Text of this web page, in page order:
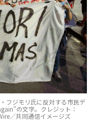
フジモリ氏に反対する市民デ
の文字。クレジット：
／共同通信イメージズ